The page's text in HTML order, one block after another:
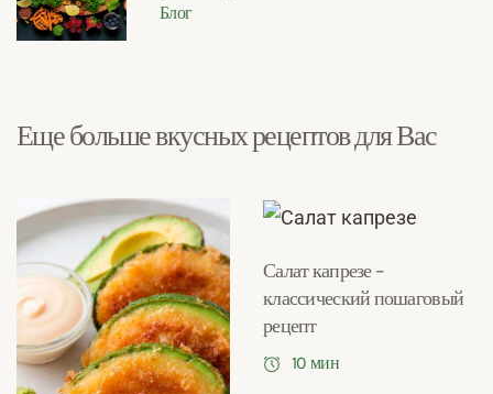
Блог
Еще больше вкусных рецептов для Вас
Салат капрезе –
классический пошаговый
рецепт
10 мин